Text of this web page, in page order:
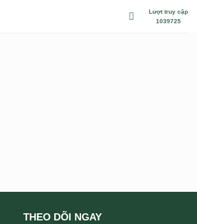
Lượt truy cập
1039725
THEO DÕI NGAY